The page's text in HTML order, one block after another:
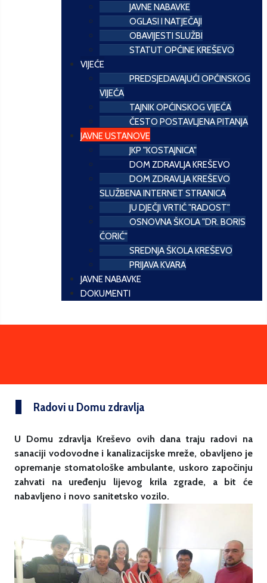
JAVNE NABAVKE
OGLASI I NATJEČAJI
OBAVIJESTI SLUŽBI
STATUT OPĆINE KREŠEVO
VIJEĆE
PREDSJEDAVAJUĆI OPĆINSKOG
VIJEĆA
TAJNIK OPĆINSKOG VIJEĆA
ČESTO POSTAVLJENA PITANJA
JAVNE USTANOVE
JKP "KOSTAJNICA"
DOM ZDRAVLJA KREŠEVO
DOM ZDRAVLJA KREŠEVO
SLUŽBENA INTERNET STRANICA
JU DJEČJI VRTIĆ "RADOST"
OSNOVNA ŠKOLA "DR. BORIS
ĆORIĆ"
SREDNJA ŠKOLA KREŠEVO
PRIJAVA KVARA
JAVNE NABAVKE
DOKUMENTI
Radovi u Domu zdravlja
U Domu zdravlja Kreševo ovih dana traju radovi na
sanaciji vodovodne i kanalizacijske mreže, obavljeno je
opremanje stomatološke ambulante, uskoro započinju
zahvati na uređenju lijevog krila zgrade, a bit će
nabavljeno i novo sanitetsko vozilo.